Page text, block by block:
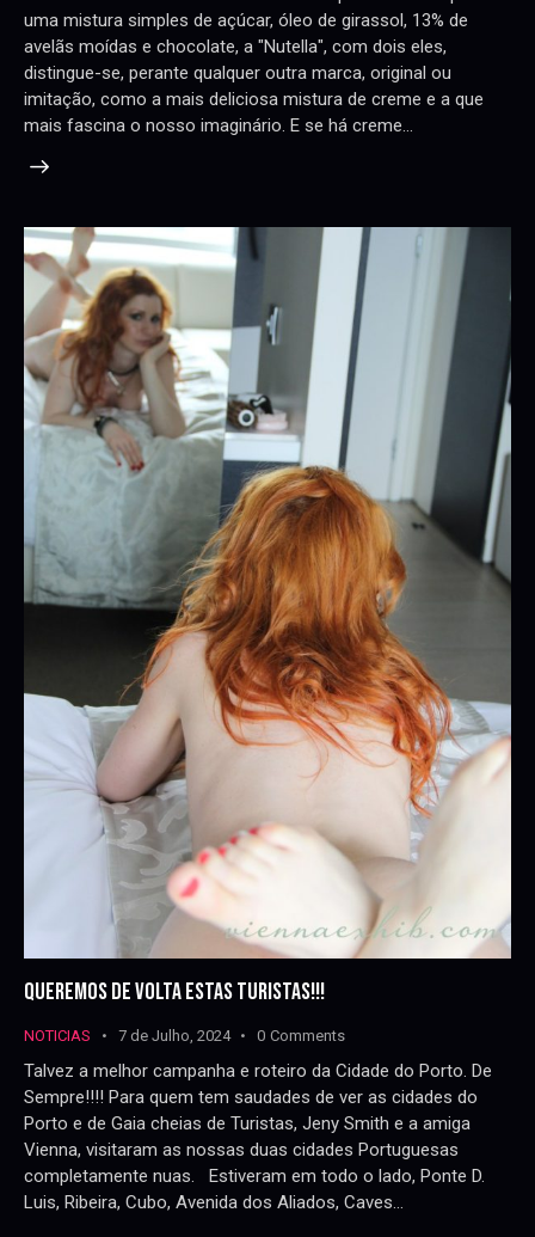
uma mistura simples de açúcar, óleo de girassol, 13% de
avelãs moídas e chocolate, a "Nutella", com dois eles,
distingue-se, perante qualquer outra marca, original ou
imitação, como a mais deliciosa mistura de creme e a que
mais fascina o nosso imaginário. E se há creme…
QUEREMOS DE VOLTA ESTAS TURISTAS!!!
NOTICIAS 7 de Julho, 2024 0 Comments
Talvez a melhor campanha e roteiro da Cidade do Porto. De
Sempre!!!! Para quem tem saudades de ver as cidades do
Porto e de Gaia cheias de Turistas, Jeny Smith e a amiga
Vienna, visitaram as nossas duas cidades Portuguesas
completamente nuas. Estiveram em todo o lado, Ponte D.
Luis, Ribeira, Cubo, Avenida dos Aliados, Caves…